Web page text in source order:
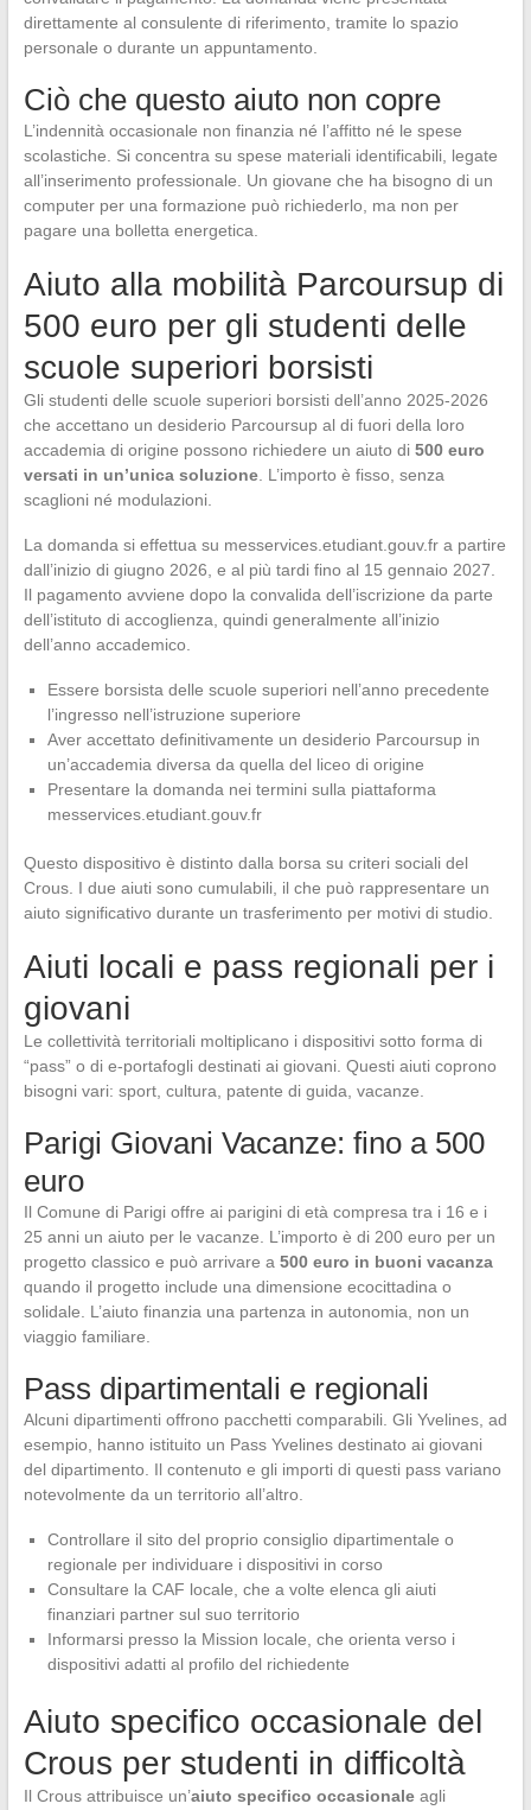
direttamente al consulente di riferimento, tramite lo spazio
personale o durante un appuntamento.
Ciò che questo aiuto non copre
L’indennità occasionale non finanzia né l’affitto né le spese
scolastiche. Si concentra su spese materiali identificabili, legate
all’inserimento professionale. Un giovane che ha bisogno di un
computer per una formazione può richiederlo, ma non per
pagare una bolletta energetica.
Aiuto alla mobilità Parcoursup di
500 euro per gli studenti delle
scuole superiori borsisti
Gli studenti delle scuole superiori borsisti dell’anno 2025-2026
che accettano un desiderio Parcoursup al di fuori della loro
accademia di origine possono richiedere un aiuto di 500 euro
versati in un’unica soluzione. L’importo è fisso, senza
scaglioni né modulazioni.
La domanda si effettua su messervices.etudiant.gouv.fr a partire
dall’inizio di giugno 2026, e al più tardi fino al 15 gennaio 2027.
Il pagamento avviene dopo la convalida dell’iscrizione da parte
dell’istituto di accoglienza, quindi generalmente all’inizio
dell’anno accademico.
Essere borsista delle scuole superiori nell’anno precedente
l’ingresso nell’istruzione superiore
Aver accettato definitivamente un desiderio Parcoursup in
un’accademia diversa da quella del liceo di origine
Presentare la domanda nei termini sulla piattaforma
messervices.etudiant.gouv.fr
Questo dispositivo è distinto dalla borsa su criteri sociali del
Crous. I due aiuti sono cumulabili, il che può rappresentare un
aiuto significativo durante un trasferimento per motivi di studio.
Aiuti locali e pass regionali per i
giovani
Le collettività territoriali moltiplicano i dispositivi sotto forma di
“pass” o di e-portafogli destinati ai giovani. Questi aiuti coprono
bisogni vari: sport, cultura, patente di guida, vacanze.
Parigi Giovani Vacanze: fino a 500
euro
Il Comune di Parigi offre ai parigini di età compresa tra i 16 e i
25 anni un aiuto per le vacanze. L’importo è di 200 euro per un
progetto classico e può arrivare a 500 euro in buoni vacanza
quando il progetto include una dimensione ecocittadina o
solidale. L’aiuto finanzia una partenza in autonomia, non un
viaggio familiare.
Pass dipartimentali e regionali
Alcuni dipartimenti offrono pacchetti comparabili. Gli Yvelines, ad
esempio, hanno istituito un Pass Yvelines destinato ai giovani
del dipartimento. Il contenuto e gli importi di questi pass variano
notevolmente da un territorio all’altro.
Controllare il sito del proprio consiglio dipartimentale o
regionale per individuare i dispositivi in corso
Consultare la CAF locale, che a volte elenca gli aiuti
finanziari partner sul suo territorio
Informarsi presso la Mission locale, che orienta verso i
dispositivi adatti al profilo del richiedente
Aiuto specifico occasionale del
Crous per studenti in difficoltà
Il Crous attribuisce un’aiuto specifico occasionaleagli